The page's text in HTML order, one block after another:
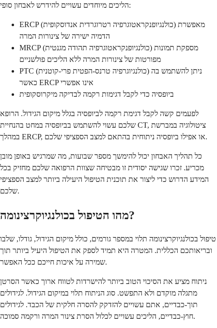
הליכים מיוחדים עשויים להידרש לאבחון סופי:
ERCP (כולנגיופנקראטוגרפיה רטרוגרדית אנדוסקופית) מאפשרת
הדמיה ישירה של צינורות המרה
MRCP (כולנגיופנקראטוגרפיה תהודה מגנטית) מספקת תמונות
מפורטות של צינורות המרה ללא הליכים פולשניים
PTC (כולנגיוגרפיה טרנס-הפטית פרי-קוטנית) ניתן להשתמש בה
כאשר ERCP אינו אפשרי
ביופסיה כדי לקבל דגימות רקמה לבדיקה מיקרוסקופית
לפעמים קשה לקבל דגימת רקמה לביופסיה בגלל מיקום הגידול. הרופא
שלכם עשוי להשתמש בביופסיה במחט בהנחיית CT, ציטולוגיה במברשת
במהלך ERCP, או אפילו ביופסיה ניתוחית בהתאם למצב הספציפי שלכם.
כל תהליך האבחון יכול להימשך מספר שבועות, מה שמרגיש באופן מובן
מכריע. זכרו שגישה יסודית זו מבטיחה שצוות הרפואה שלכם מחזיק בכל
המידע הדרוש כדי ליצור את תוכנית הטיפול היעילה ביותר למצב הספציפי
שלכם.
מהו הטיפול בכולנגיוקרצינומה?
טיפול בכולנגיוקרצינומה תלוי במספר גורמים, כולל מיקום הגידול, גודלו, שלבו
ובריאותכם הכללית. המטרה היא תמיד לספק את הטיפול היעיל ביותר תוך
שמירה על איכות חייכם ככל האפשר.
ניתוח מציע את הסיכוי הטוב ביותר להישרדות לטווח ארוך כאשר הסרטן
מתגלה מוקדם ולא התפשט. סוג הניתוח תלוי במיקום הגידול. לגידולים
תוך-כבדיים, אתם עשויים להזדקק להסרה חלקית של הכבד. לגידולים
חוץ-כבדיים, הליכים עשויים לכלול הסרת צינור המרה ורקמה סמוכה.